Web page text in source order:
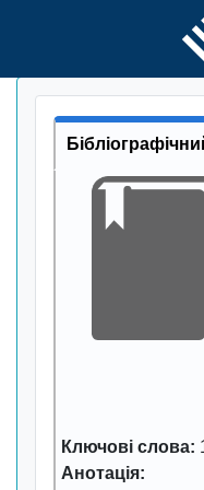
Ключові слова:
Анотація: